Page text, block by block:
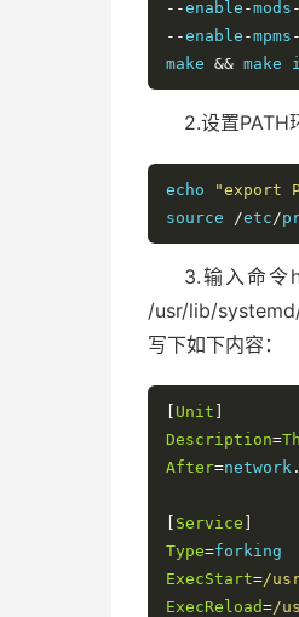
--enable -mods -
--enable -mpms -
make &&
2.设置PATH
echo "export
source /etc/
3.输入命令
/usr/lib/
写下如下内容：
Unit
Description=
After=network .
Service
Type=
ExecStart=/
ExecReload=/